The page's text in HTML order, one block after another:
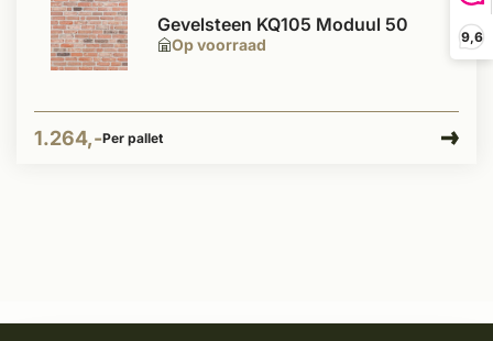
9,6
Op voorraad
Gevelsteen KQ105 Moduul 50
1.264,-Per pallet